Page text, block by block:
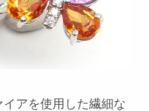
アを使用した繊細な